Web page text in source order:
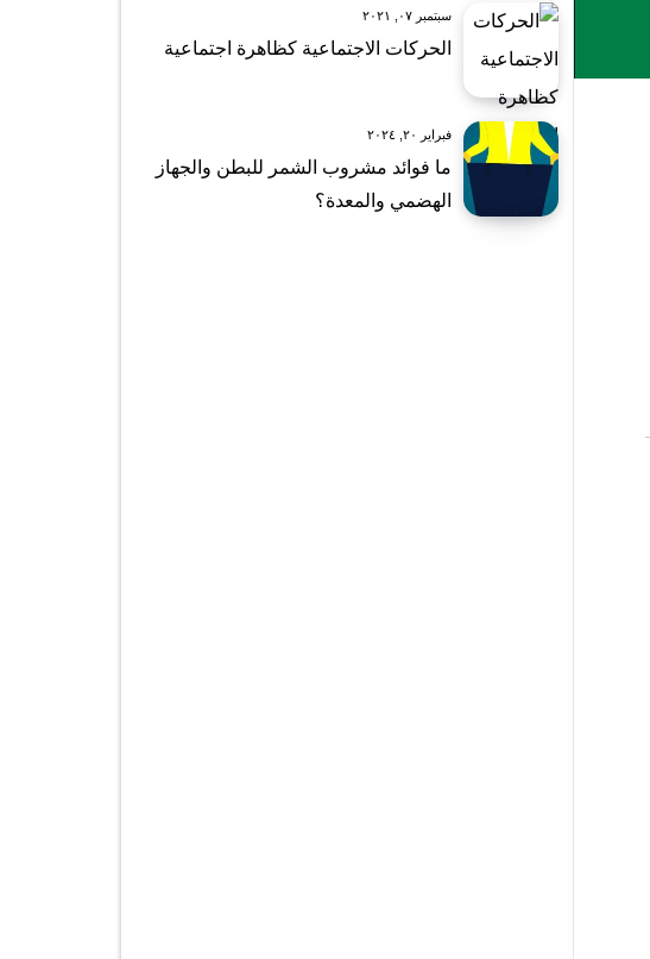
سبتمبر ٠٧, ٢٠٢١
الحركات الاجتماعية كظاهرة اجتماعية
فبراير ٢٠, ٢٠٢٤
ما فوائد مشروب الشمر للبطن والجهاز
الهضمي والمعدة؟